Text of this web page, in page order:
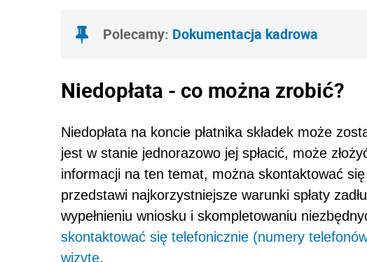
Polecamy: Dokumentacja kadrowa
Niedopłata - co można zrobić?
Niedopłata na koncie płatnika składek może
jest w stanie jednorazowo jej spłacić, może
informacji na ten temat, można skontaktować
przedstawi najkorzystniejsze warunki spłaty
wypełnieniu wniosku i skompletowaniu
skontaktować się telefonicznie (numery
wizytę.